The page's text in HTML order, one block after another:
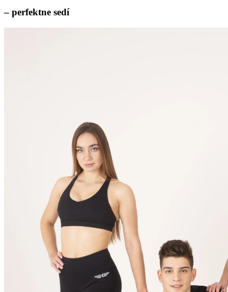
– perfektne sedí